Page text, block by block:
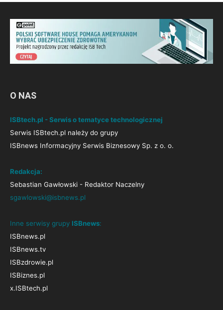
O NAS
ISBtech.pl - Serwis o tematyce technologicznej
Serwis ISBtech.pl należy do grupy
ISBnews Informacyjny Serwis Biznesowy Sp. z o. o.
Redakcja:
Sebastian Gawłowski - Redaktor Naczelny
sgawlowski@isbnews.pl
Inne serwisy grupy ISBnews:
ISBnews.pl
ISBnews.tv
ISBzdrowie.pl
ISBiznes.pl
x.ISBtech.pl